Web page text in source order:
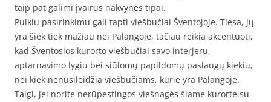
taip pat galimi įvairūs nakvynės tipai.
Puikiu pasirinkimu gali tapti viešbučiai Šventojoje. Tiesa, jų
yra šiek tiek mažiau nei Palangoje, tačiau reikia akcentuoti,
kad Šventosios kurorto viešbučiai savo interjeru,
aptarnavimo lygiu bei siūlomų papildomų paslaugų kiekiu,
nei kiek nenusileidžia viešbučiams, kurie yra Palangoje.
Taigi, jei norite nerūpestingos viešnagės šiame kurorte su